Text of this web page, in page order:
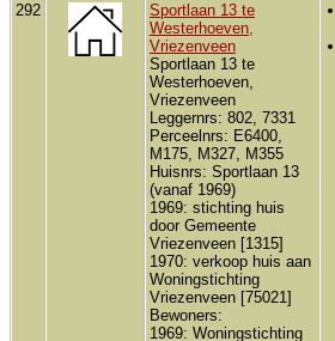
292
Sportlaan 13 te
Westerhoeven,
Vriezenveen
Sportlaan 13 te
Westerhoeven,
Vriezenveen
Leggernrs: 802, 7331
Perceelnrs: E6400,
M175, M327, M355
Huisnrs: Sportlaan 13
(vanaf 1969)
1969: stichting huis
door Gemeente
Vriezenveen [1315]
1970: verkoop huis aan
Woningstichting
Vriezenveen [75021]
Bewoners:
1969: Woningstichting